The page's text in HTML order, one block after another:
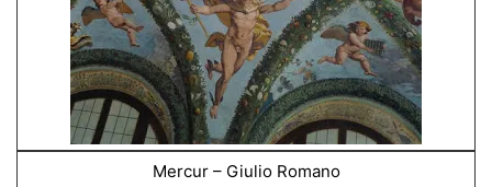
Mercur – Giulio Romano